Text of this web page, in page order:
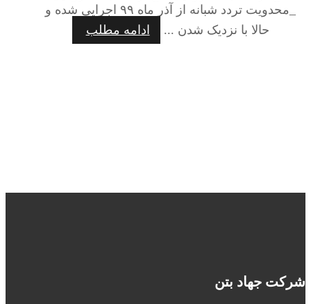
_محدویت تردد شبانه از آذر ماه ۹۹ اجرایی شده و
حالا با نزدیک شدن ...
ادامه مطلب
شرکت جهاد بتن